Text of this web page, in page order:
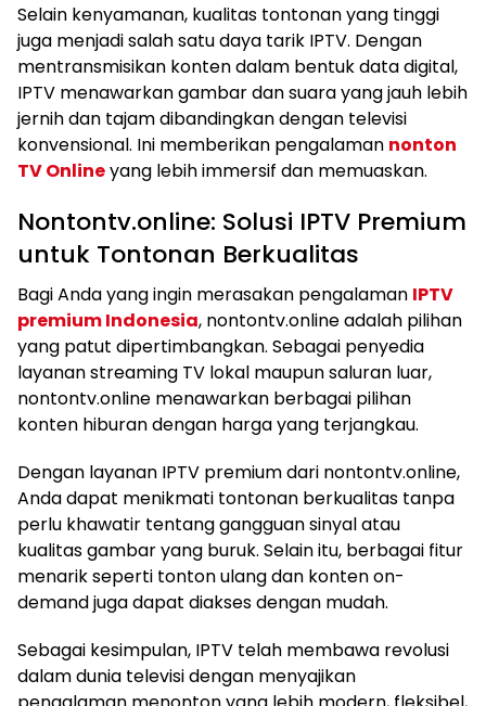
Selain kenyamanan, kualitas tontonan yang tinggi
juga menjadi salah satu daya tarik IPTV. Dengan
mentransmisikan konten dalam bentuk data digital,
IPTV menawarkan gambar dan suara yang jauh lebih
jernih dan tajam dibandingkan dengan televisi
konvensional. Ini memberikan pengalaman nonton
TV Onlineyang lebih immersif dan memuaskan.
Nontontv.online: Solusi IPTV Premium
untuk Tontonan Berkualitas
Bagi Anda yang ingin merasakan pengalaman IPTV
premium Indonesia, nontontv.online adalah pilihan
yang patut dipertimbangkan. Sebagai penyedia
layanan streaming TV lokal maupun saluran luar,
nontontv.online menawarkan berbagai pilihan
konten hiburan dengan harga yang terjangkau.
Dengan layanan IPTV premium dari nontontv.online,
Anda dapat menikmati tontonan berkualitas tanpa
perlu khawatir tentang gangguan sinyal atau
kualitas gambar yang buruk. Selain itu, berbagai fitur
menarik seperti tonton ulang dan konten on-
demand juga dapat diakses dengan mudah.
Sebagai kesimpulan, IPTV telah membawa revolusi
dalam dunia televisi dengan menyajikan